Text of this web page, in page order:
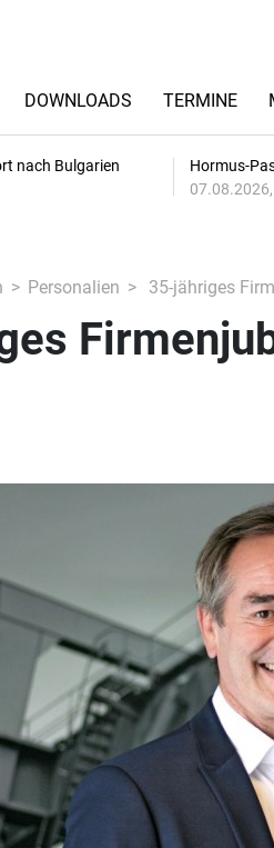
DOWNLOADS TERMINE
nach Bulgarien
Hormus-
Personalien 35-jähriges